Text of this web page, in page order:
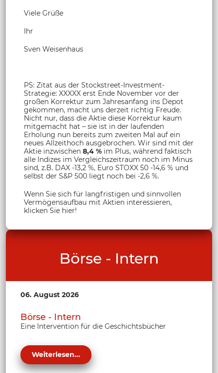
Viele Grüße
Ihr
Sven Weisenhaus
PS: Zitat aus der Stockstreet-Investment-
Strategie: XXXXX erst Ende November vor der
großen Korrektur zum Jahresanfang ins Depot
gekommen, macht uns derzeit richtig Freude.
Nicht nur, dass die Aktie diese Korrektur kaum
mitgemacht hat – sie ist in der laufenden
Erholung nun bereits zum zweiten Mal auf ein
neues Allzeithoch ausgebrochen. Wir sind mit der
Aktie inzwischen 8,4 % im Plus, während faktisch
alle Indizes im Vergleichszeitraum noch im Minus
sind, z.B. DAX -13,2 %, Euro STOXX 50 -14,6 % und
selbst der S&P 500 liegt noch bei -2,6 %.
Wenn Sie sich für langfristigen und sinnvollen
Vermögensaufbau mit Aktien interessieren,
klicken Sie hier!
Börse - Intern
06. August 2026
Börse - Intern
Eine Intervention für die Geschichtsbücher
Weiterlesen...